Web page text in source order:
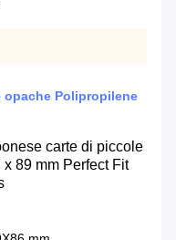
opache Polipropilene
carte di piccole
89 mm Perfect Fit